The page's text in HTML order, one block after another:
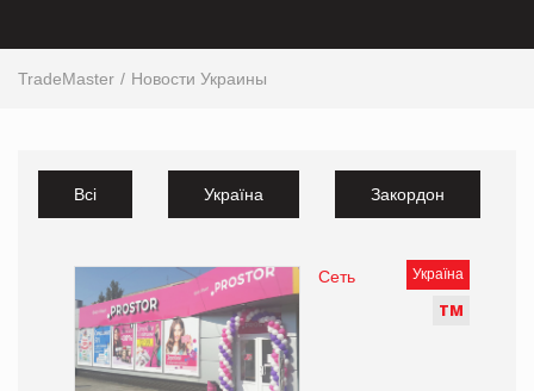
TradeMaster Новости Украины
Всі Україна Закордон
Україна
ТМ
Сеть